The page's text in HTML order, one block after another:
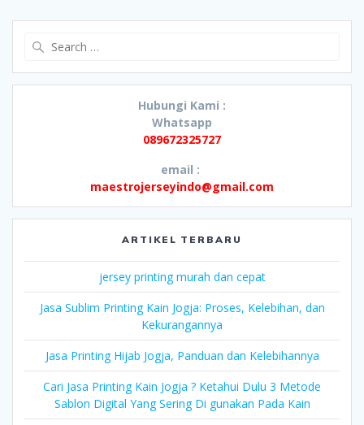
Hubungi Kami :
Whatsapp
089672325727
email :
maestrojerseyindo@gmail.com
ARTIKEL TERBARU
jersey printing murah dan cepat
Jasa Sublim Printing Kain Jogja: Proses, Kelebihan, dan
Kekurangannya
Jasa Printing Hijab Jogja, Panduan dan Kelebihannya
Cari Jasa Printing Kain Jogja ? Ketahui Dulu 3 Metode
Sablon Digital Yang Sering Di gunakan Pada Kain